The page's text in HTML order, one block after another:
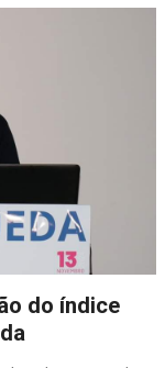
do índice